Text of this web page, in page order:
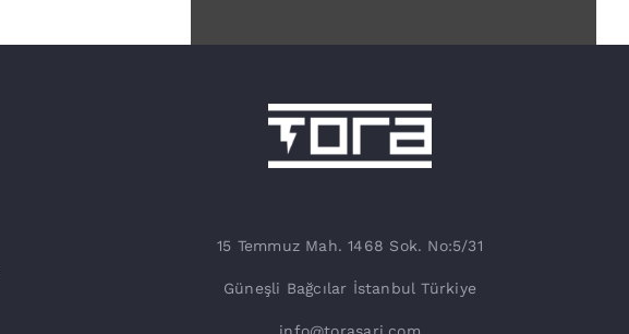
15 Temmuz Mah. 1468 Sok. No:5/31
Güneşli Bağcılar İstanbul Türkiye